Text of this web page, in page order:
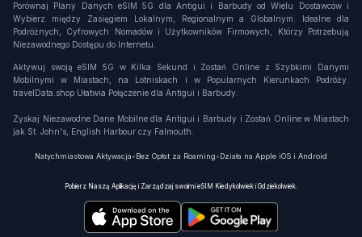
Porównaj Plany Danych eSIM 5G dla Antigui i Barbudy od Wielu Dostawców i
Wybierz między Zasięgiem Lokalnym, Regionalnym a Globalnym. Idealne dla
Podróżnych, Cyfrowych Nomadów i Użytkowników Firmowych, Którzy Potrzebują
Niezawodnego Dostępu do Internetu.
Aktywuj swoją eSIM 5G w Kilka Sekund i Zostań Online z Szybkimi Danymi
Mobilnymi w Miastach, na Lotniskach i w Popularnych Kierunkach Podróży.
travelData.shop Ułatwia Połączenie dla Antigui i Barbudy.
Zyskaj Niezawodne Dane Mobilne dla Antigui i Barbudy i Zostań Online w Miastach
jak St. John's, English Harbour czy Falmouth.
Natychmiastowa Aktywacja•Bez Opłat za Roaming•Działa na Apple iOS i Android
Pobierz Naszą Aplikację i Zarządzaj swoimi eSIM Kiedykolwiek i Gdziekolwiek.